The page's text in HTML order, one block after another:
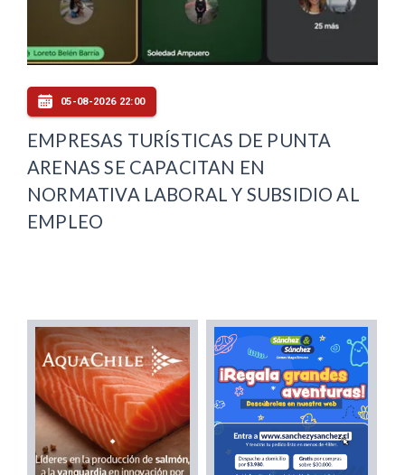
05-08-2026 22:00
EMPRESAS TURÍSTICAS DE PUNTA
ARENAS SE CAPACITAN EN
NORMATIVA LABORAL Y SUBSIDIO AL
EMPLEO